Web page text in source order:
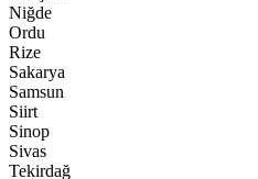
Niğde
Ordu
Rize
Sakarya
Samsun
Siirt
Sinop
Sivas
Tekirdağ